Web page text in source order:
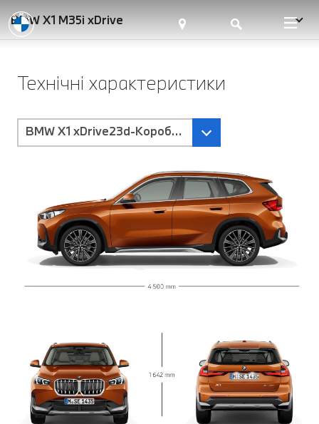
BMW X1 M35i xDrive
Технічні характеристики
BMW X1 xDrive23d-Коробка передач Steptronic з